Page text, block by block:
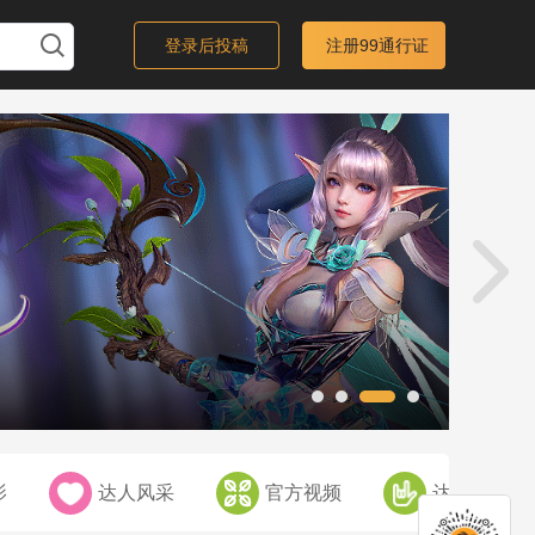
登录后投稿 注册99通行证
达人风采 官方视频 达人才艺